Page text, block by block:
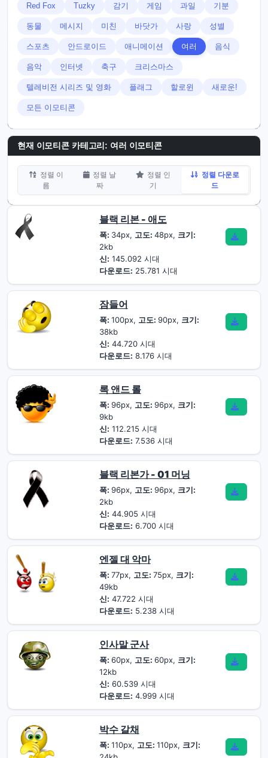
Red Fox Tuzky 감기 게임 과일 기분
동물 메시지 미친 바닷가 사랑 성별
스포츠 안드로이드 애니메이션 여러 음식
음악 인터넷 축구 크리스마스
텔레비전 시리즈 및 영화 플래그 할로윈 새로운!
모든 이모티콘
현재 이모티콘 카테고리: 여러 이모티콘
정렬 이
름
정렬 날
짜
정렬 인
기
정렬 다운로
드
블랙 리본 - 애도
폭: 34px, 고도: 48px, 크기:
2kb
신: 145.092 시대
다운로드: 25.781 시대
잠들어
폭: 100px, 고도: 90px, 크기:
38kb
신: 44.720 시대
다운로드: 8.176 시대
록 앤드 롤
폭: 96px, 고도: 96px, 크기:
9kb
신: 112.215 시대
다운로드: 7.536 시대
블랙 리본가 - 01 머닝
폭: 96px, 고도: 96px, 크기:
2kb
신: 44.905 시대
다운로드: 6.700 시대
엔젤 대 악마
폭: 77px, 고도: 75px, 크기:
49kb
신: 47.722 시대
다운로드: 5.238 시대
인사말 군사
폭: 60px, 고도: 60px, 크기:
12kb
신: 60.539 시대
다운로드: 4.999 시대
박수 갈채
폭: 110px, 고도: 110px, 크기: